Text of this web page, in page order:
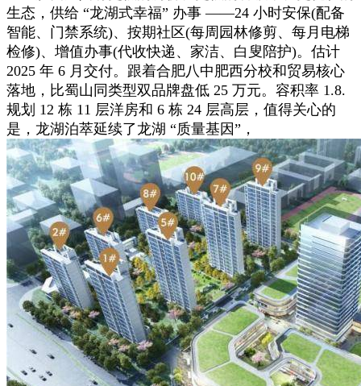
生态，供给 “龙湖式幸福” 办事 ——24 小时安保(配备
智能、门禁系统)、按期社区(每周园林修剪、每月电梯
检修)、增值办事(代收快递、家洁、白叟陪护)。估计
2025 年 6 月交付。跟着合肥八中肥西分校和贸易核心
落地，比蜀山同类型双品牌盘低 25 万元。容积率 1.8.
规划 12 栋 11 层洋房和 6 栋 24 层高层，值得关心的
是，龙湖泊萃延续了龙湖 “质量基因”，